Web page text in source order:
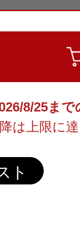
8/25まで
は上限に達